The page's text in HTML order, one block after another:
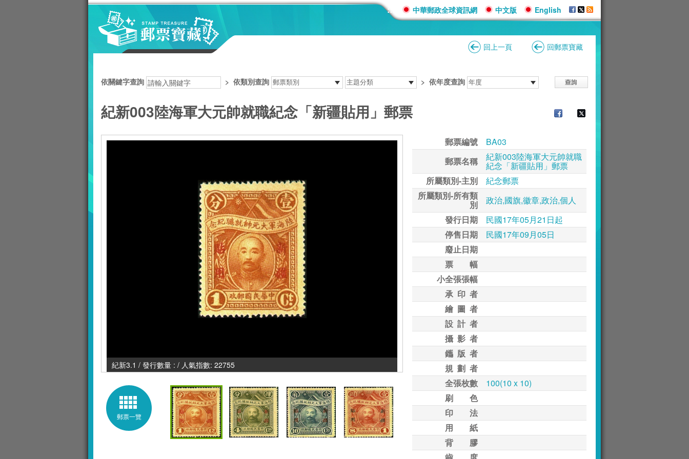
::: 中華郵政全球資訊網 中文版 English
回上一頁 回郵票寶藏
依關鍵字查詢 > 依類別查詢 > 依年度查詢
紀新003陸海軍大元帥就職紀念「新疆貼用」郵票
紀新3.1 / 發行數量 : / 人氣指數: 22755
郵票一覽
郵票編號
BA03
郵票名稱
紀新003陸海軍大元帥就職
紀念「新疆貼用」郵票
所屬類別-主別
紀念郵票
所屬類別-所有類
別
政治,國旗,徽章,政治,個人
發行日期
民國17年05月21日起
停售日期
民國17年09月05日
廢止日期
票 幅
小全張張幅
承 印 者
繪 圖 者
設 計 者
攝 影 者
鑴 版 者
規 劃 者
全張枚數
100(10 x 10)
刷 色
印 法
用 紙
背 膠